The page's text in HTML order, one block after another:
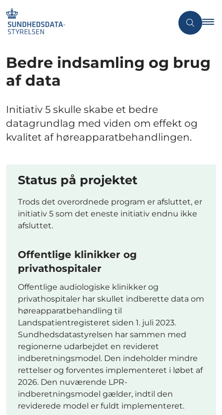
Bedre indsamling og brug
af data
Initiativ 5 skulle skabe et bedre
datagrundlag med viden om effekt og
kvalitet af høreapparatbehandlingen.
Status på projektet
Trods det overordnede program er afsluttet, er
initiativ 5 som det eneste initiativ endnu ikke
afsluttet.
Offentlige klinikker og
privathospitaler
Offentlige audiologiske klinikker og
privathospitaler har skullet indberette data om
høreapparatbehandling til
Landspatientregisteret siden 1. juli 2023.
Sundhedsdatastyrelsen har sammen med
regionerne udarbejdet en revideret
indberetningsmodel. Den indeholder mindre
rettelser og forventes implementeret i løbet af
2026. Den nuværende LPR-
indberetningsmodel gælder, indtil den
reviderede model er fuldt implementeret.